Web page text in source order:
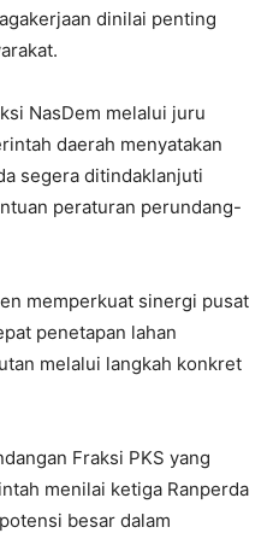
dinilai penting
NasDem melalui juru
daerah menyatakan
segera ditindaklanjuti
peraturan perundang-
memperkuat sinergi pusat
penetapan lahan
melalui langkah konkret
Fraksi PKS yang
menilai ketiga Ranperda
besar dalam